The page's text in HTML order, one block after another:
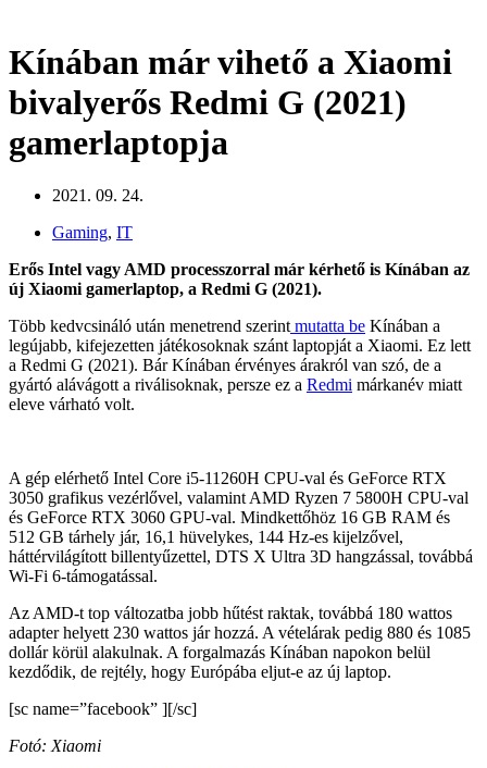
Kínában már vihető a Xiaomi
bivalyerős Redmi G (2021)
gamerlaptopja
2021. 09. 24.
Gaming, IT
Erős Intel vagy AMD processzorral már kérhető is Kínában az
új Xiaomi gamerlaptop, a Redmi G (2021).
Több kedvcsináló után menetrend szerintmutatta be Kínában a
legújabb, kifejezetten játékosoknak szánt laptopját a Xiaomi. Ez lett
a Redmi G (2021). Bár Kínában érvényes árakról van szó, de a
gyártó alávágott a riválisoknak, persze ez a Redmi márkanév miatt
eleve várható volt.
A gép elérhető Intel Core i5-11260H CPU-val és GeForce RTX
3050 grafikus vezérlővel, valamint AMD Ryzen 7 5800H CPU-val
és GeForce RTX 3060 GPU-val. Mindkettőhöz 16 GB RAM és
512 GB tárhely jár, 16,1 hüvelykes, 144 Hz-es kijelzővel,
háttérvilágított billentyűzettel, DTS X Ultra 3D hangzással, továbbá
Wi-Fi 6-támogatással.
Az AMD-t top változatba jobb hűtést raktak, továbbá 180 wattos
adapter helyett 230 wattos jár hozzá. A vételárak pedig 880 és 1085
dollár körül alakulnak. A forgalmazás Kínában napokon belül
kezdődik, de rejtély, hogy Európába eljut-e az új laptop.
[sc name=”facebook” ][/sc]
Fotó: Xiaomi